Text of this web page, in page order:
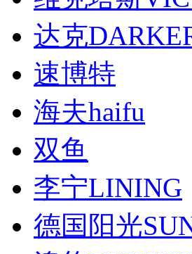
达克
速博特
海夫haifu
双鱼
李宁LINING
德国阳光